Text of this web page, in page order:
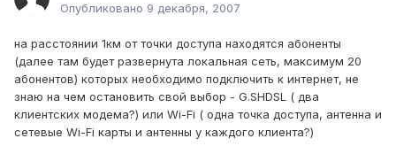
Опубликовано 9 декабря, 2007
на расстоянии 1км от точки доступа находятся абоненты
(далее там будет развернута локальная сеть, максимум 20
абонентов) которых необходимо подключить к интернет, не
знаю на чем остановить свой выбор - G.SHDSL ( два
клиентских модема?) или Wi-Fi ( одна точка доступа, антенна и
сетевые Wi-Fi карты и антенны у каждого клиента?)